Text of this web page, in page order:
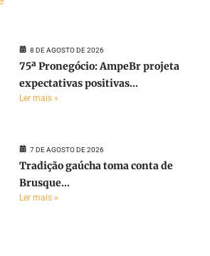
8 DE AGOSTO DE 2026
75ª Pronegócio: AmpeBr projeta
expectativas positivas...
Ler mais »
7 DE AGOSTO DE 2026
Tradição gaúcha toma conta de
Brusque...
Ler mais »